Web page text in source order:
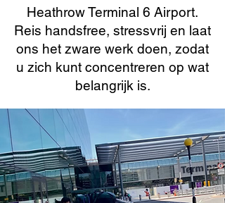
Heathrow Terminal 6 Airport.
Reis handsfree, stressvrij en laat
ons het zware werk doen, zodat
u zich kunt concentreren op wat
belangrijk is.